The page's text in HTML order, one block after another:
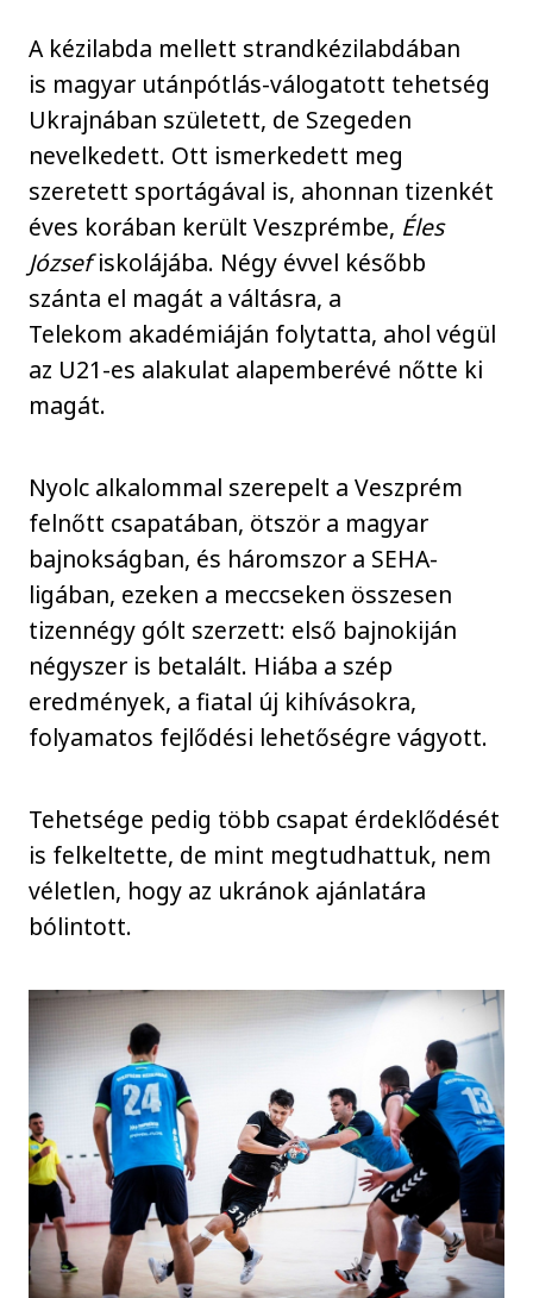
A kézilabda mellett strandkézilabdában
is magyar utánpótlás-válogatott tehetség
Ukrajnában született, de Szegeden
nevelkedett. Ott ismerkedett meg
szeretett sportágával is, ahonnan tizenkét
éves korában került Veszprémbe, Éles
Józsefiskolájába. Négy évvel később
szánta el magát a váltásra, a
Telekom akadémiáján folytatta, ahol végül
az U21-es alakulat alapemberévé nőtte ki
magát.
Nyolc alkalommal szerepelt a Veszprém
felnőtt csapatában, ötször a magyar
bajnokságban, és háromszor a SEHA-
ligában, ezeken a meccseken összesen
tizennégy gólt szerzett: első bajnokiján
négyszer is betalált. Hiába a szép
eredmények, a fiatal új kihívásokra,
folyamatos fejlődési lehetőségre vágyott.
Tehetsége pedig több csapat érdeklődését
is felkeltette, de mint megtudhattuk, nem
véletlen, hogy az ukránok ajánlatára
bólintott.